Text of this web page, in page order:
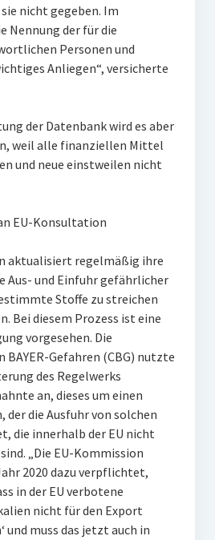
nicht gegeben. Im
Nennung der für die
Personen und
Anliegen“, versicherte
der Datenbank wird es aber
weil alle finanziellen Mittel
und neue einstweilen nicht
EU-Konsultation
aktualisiert regelmäßig ihre
Aus- und Einfuhr gefährlicher
Stoffe zu streichen
Bei diesem Prozess ist eine
vorgesehen. Die
Gefahren (CBG) nutzte
des Regelwerks
an, dieses um einen
der die Ausfuhr von solchen
die innerhalb der EU nicht
„Die EU-Kommission
2020 dazu verpflichtet,
in der EU verbotene
nicht für den Export
und muss das jetzt auch in